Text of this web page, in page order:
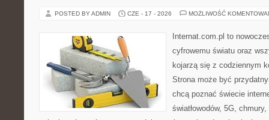
POSTED BY ADMIN CZE - 17 - 2026 MOŻLIWOŚĆ
Internat.com.pl to
cyfrowemu światu oraz
kojarzą się z codziennym
Strona może być
chcą poznać świecie
światłowodów, 5G,